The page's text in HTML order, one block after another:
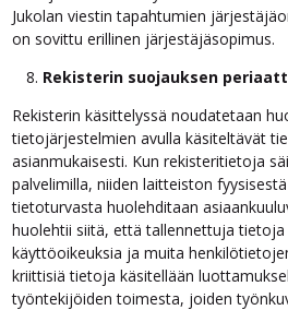
Jukolan viestin tapahtumien
on sovittu erillinen järjestäjäsopimus.
Rekisterin suojauksen
Rekisterin käsittelyssä noudatetaan
tietojärjestelmien avulla käsiteltävät
asianmukaisesti. Kun rekisteritietoja
palvelimilla, niiden laitteiston
tietoturvasta huolehditaan
huolehtii siitä, että tallennettuja tietoja
käyttöoikeuksia ja muita
kriittisiä tietoja käsitellään
työntekijöiden toimesta, joiden